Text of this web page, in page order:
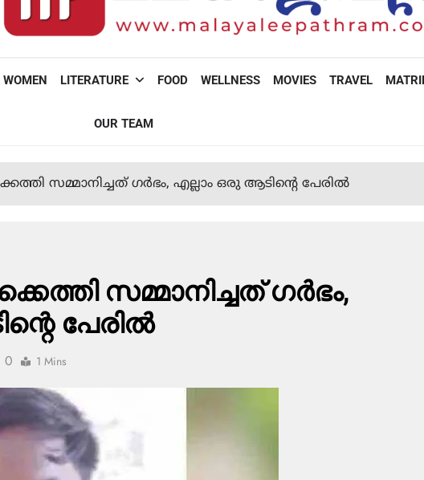
WOMEN LITERATURE FOOD WELLNESS MOVIES TRAVEL
OUR TEAM
സമ്മാനിച്ചത് ഗര്‍ഭം, എല്ലാം ഒരു ആടിന്റെ പേരില്‍
സമ്മാനിച്ചത് ഗര്‍ഭം,
പേരില്‍
0 1 Mins